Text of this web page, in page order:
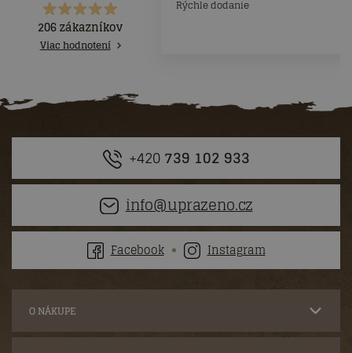
206 zákazníkov
Viac hodnotení
Rýchle dodanie
+420739 102 933
info@uprazeno.cz
Facebook Instagram
O NÁKUPE